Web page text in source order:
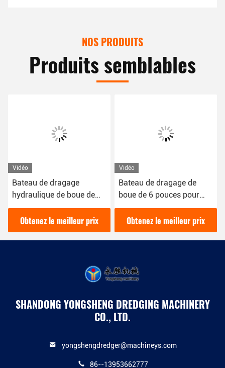
NOS PRODUITS
Produits semblables
Vidéo
Bateau de dragage
hydraulique de boue de
200 Cbm/h de 16 kW de
couleur rouge utilisé pour
le dragage des rivières
Obtenez le meilleur prix
Vidéo
Bateau de dragage de
boue de 6 pouces pour
draguer la boue dans la
rivière 16kw dragueuse
hydraulique diesel
Obtenez le meilleur prix
SHANDONG YONGSHENG DREDGING MACHINERY
CO., LTD.
yongshengdredger@machineys.com
86--13953662777